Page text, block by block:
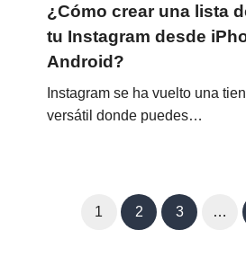
¿Cómo crear una lista
tu Instagram desde
Android?
Instagram se ha vuelto una
versátil donde puedes…
1 2 3 …